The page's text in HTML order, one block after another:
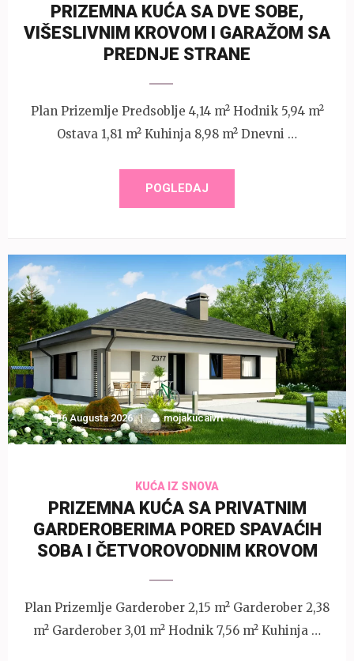
PRIZEMNA KUĆA SA DVE SOBE,
VIŠESLIVNIM KROVOM I GARAŽOM SA
PREDNJE STRANE
Plan Prizemlje Predsoblje 4,14 m² Hodnik 5,94 m²
Ostava 1,81 m² Kuhinja 8,98 m² Dnevni …
POGLEDAJ
6 Augusta 2026 mojakucaivrt
KUĆA IZ SNOVA
PRIZEMNA KUĆA SA PRIVATNIM
GARDEROBERIMA PORED SPAVAĆIH
SOBA I ČETVOROVODNIM KROVOM
Plan Prizemlje Garderober 2,15 m² Garderober 2,38
m² Garderober 3,01 m² Hodnik 7,56 m² Kuhinja …